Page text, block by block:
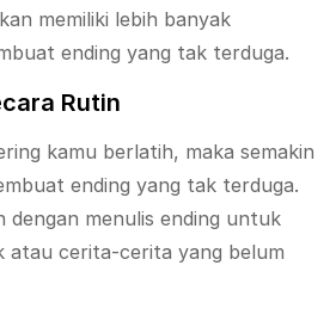
memiliki lebih banyak
ending yang tak terduga.
Rutin
kamu berlatih, maka semakin
ending yang tak terduga.
dengan menulis ending untuk
atau cerita-cerita yang belum